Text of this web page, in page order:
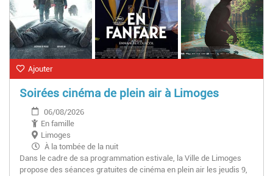
Ajouter
Soirées cinéma de plein air à Limoges
06/08/2026
En famille
Limoges
À la tombée de la nuit
Dans le cadre de sa programmation estivale, la Ville de Limoges
propose des séances gratuites de cinéma en plein air les jeudis 9,